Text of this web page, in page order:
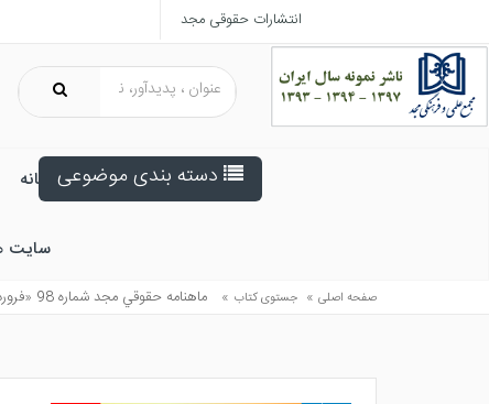
انتشارات حقوقی مجد
دسته بندی موضوعی خانه
سایت
صفحه اصلی » جستوی کتاب » ماهنامه حقوقي مجد شماره 98 «فروردين 1405»